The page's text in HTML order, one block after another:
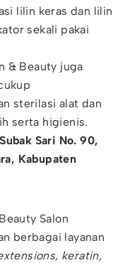
lilin keras dan lilin
sekali pakai
& Beauty juga
sterilasi alat dan
serta higienis.
Sari No. 90,
Kabupaten
Salon
berbagai layanan
keratin,